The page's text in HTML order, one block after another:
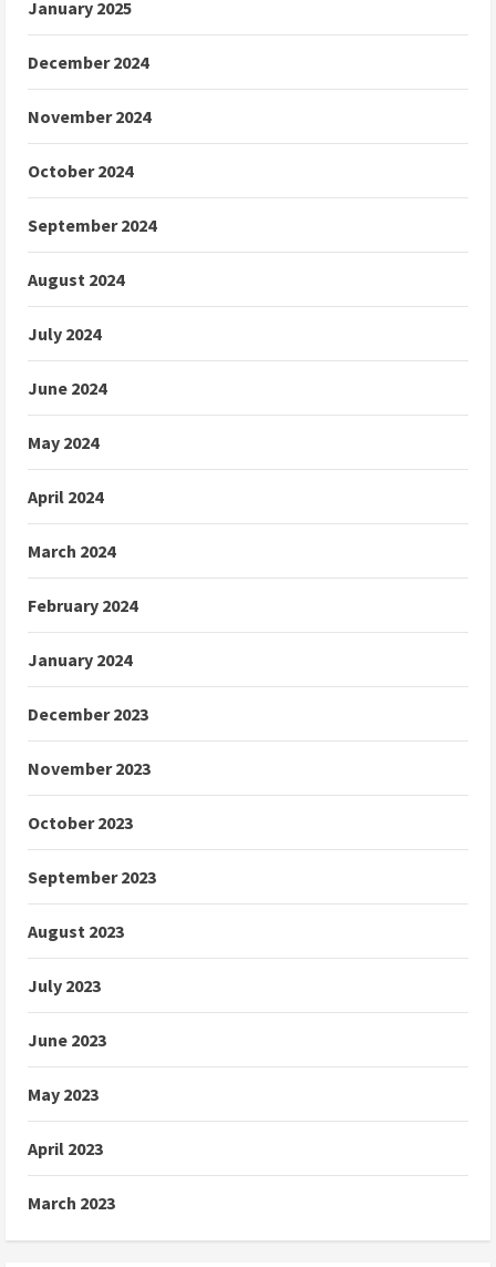
January 2025
December 2024
November 2024
October 2024
September 2024
August 2024
July 2024
June 2024
May 2024
April 2024
March 2024
February 2024
January 2024
December 2023
November 2023
October 2023
September 2023
August 2023
July 2023
June 2023
May 2023
April 2023
March 2023